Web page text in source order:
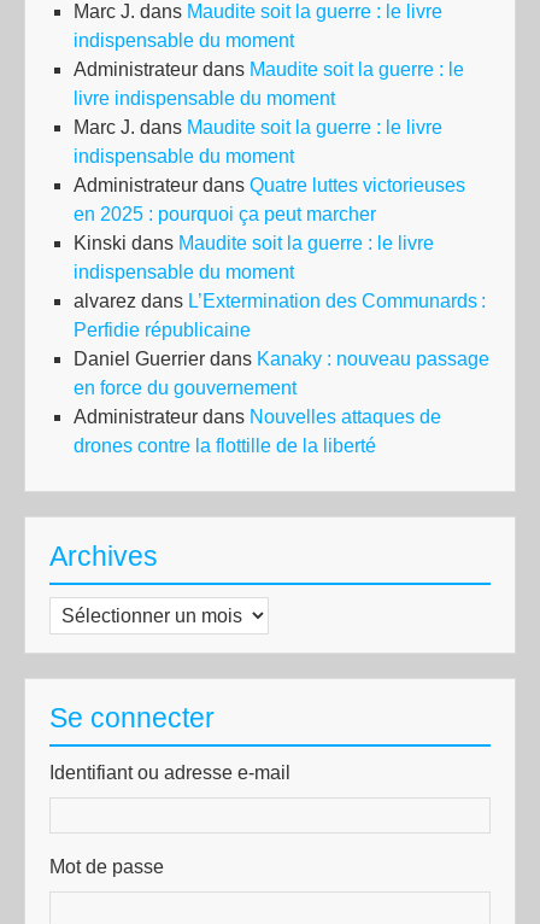
Marc J. dans Maudite soit la guerre : le livre
indispensable du moment
Administrateur dans Maudite soit la guerre : le
livre indispensable du moment
Marc J. dans Maudite soit la guerre : le livre
indispensable du moment
Administrateur dans Quatre luttes victorieuses
en 2025 : pourquoi ça peut marcher
Kinski dans Maudite soit la guerre : le livre
indispensable du moment
alvarez dans L’Extermination des Communards :
Perfidie républicaine
Daniel Guerrier dans Kanaky : nouveau passage
en force du gouvernement
Administrateur dans Nouvelles attaques de
drones contre la flottille de la liberté
Archives
Archives
Se connecter
Identifiant ou adresse e-mail
Mot de passe